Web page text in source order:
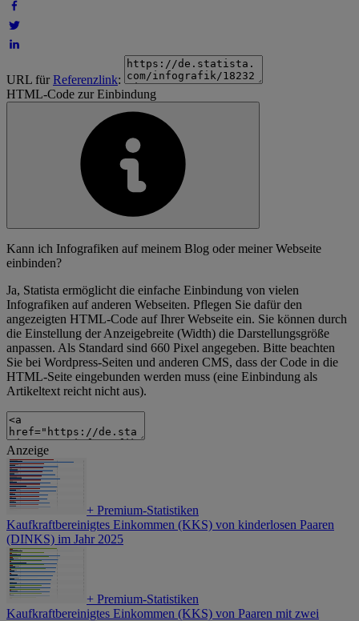
URL fürReferenzlink:
HTML-Code zur Einbindung
Kann ich Infografiken auf meinem Blog oder meiner Webseite
einbinden?
Ja, Statista ermöglicht die einfache Einbindung von vielen
Infografiken auf anderen Webseiten. Pflegen Sie dafür den
angezeigten HTML-Code auf Ihrer Webseite ein. Sie können durch
die Einstellung der Anzeigebreite (Width) die Darstellungsgröße
anpassen. Als Standard sind 660 Pixel angegeben. Bitte beachten
Sie bei Wordpress-Seiten und anderen CMS, dass der Code in die
HTML-Seite eingebunden werden muss (eine Einbindung als
Artikeltext reicht nicht aus).
Anzeige
+ Premium-Statistiken
Kaufkraftbereinigtes Einkommen (KKS) von kinderlosen Paaren
(DINKS) im Jahr 2025
+ Premium-Statistiken
Kaufkraftbereinigtes Einkommen (KKS) von Paaren mit zwei